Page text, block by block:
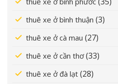
thuê xe ở bình thuận (3)
thuê xe ở cà mau (27)
thuê xe ở cần thơ(33)
thuê xe ở đà lạt (28)